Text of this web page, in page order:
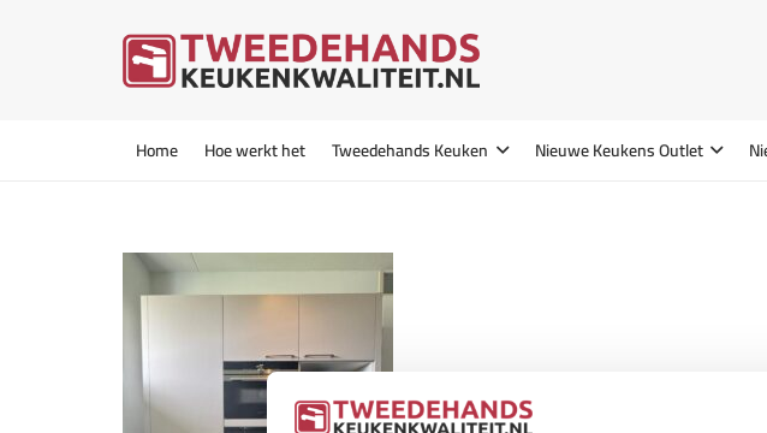
Home Hoe werkt het Tweedehands Keuken Nieuwe KeukensOutlet